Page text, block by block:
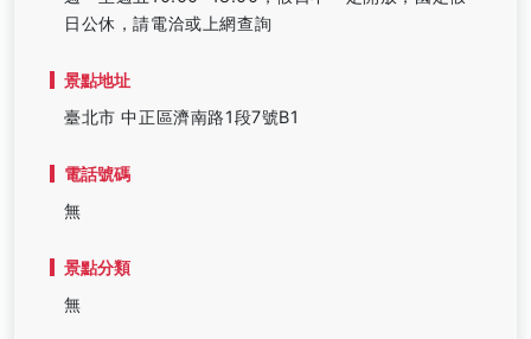
日公休，請電洽或上網查詢
景點地址
臺北市 中正區濟南路1段7號B1
電話號碼
無
景點分類
無